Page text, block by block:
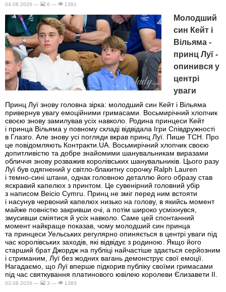
04.08.2026 — 6 — 1381
Молодший
син Кейт і
Вільяма -
принц Луї -
опинився у
центрі
уваги
Принц Луї знову головна зірка: молодший син Кейт і Вільяма
привернув увагу емоційними гримасами. Восьмирічний хлопчик
своєю знову замилував усіх навколо. Родина принцеси Кейт
і принца Вільяма у повному складі відвідала Ігри Співдружності
в Глазго. Але знову усі погляди вкрав принц Луї. Пише ТСН. Про
це повідомляють Контракти.UA. Восьмирічний хлопчик своєю
допитливістю та добре знайомими шанувальникам виразами
обличчя знову розважив королівських шанувальників. Цього разу
Луї був одягнений у світло-блакитну сорочку Ralph Lauren
і темно-сині штани, однак головною деталлю його образу став
яскравий капелюх з принтом. Це сувенірний головний убір
з написом Beicio Cymru. Принц не зміг перед ним встояти
і насунув червоний капелюх низько на голову, в якийсь момент
майже повністю закривши очі, а потім широко усміхнувся,
змусивши сміятися й усіх навколо. Саме цей спонтанний
момент найкраще показав, чому молодший син принца
та принцеси Уельських регулярно опиняється в центрі уваги під
час королівських заходів, які відвідує з родиною. Якщо його
старший брат Джордж на публіці найчастіше здається серйозним
і стриманим, Луї без жодних вагань демонструє свої емоції.
Нагадаємо, що Луї вперше підкорив публіку своїми гримасами
під час святкування платинового ювілею королеви Єлизавети II.
03.08.2026 — 3 — 1383